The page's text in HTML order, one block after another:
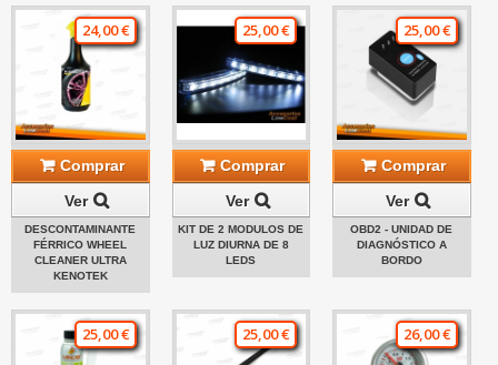
24,00 €
Comprar
Ver
DESCONTAMINANTE
FÉRRICO WHEEL
CLEANER ULTRA
KENOTEK
25,00 €
Comprar
Ver
KIT DE 2 MODULOS DE
LUZ DIURNA DE 8
LEDS
25,00 €
Comprar
Ver
OBD2 - UNIDAD DE
DIAGNÓSTICO A
BORDO
25,00 € 25,00 € 26,00 €